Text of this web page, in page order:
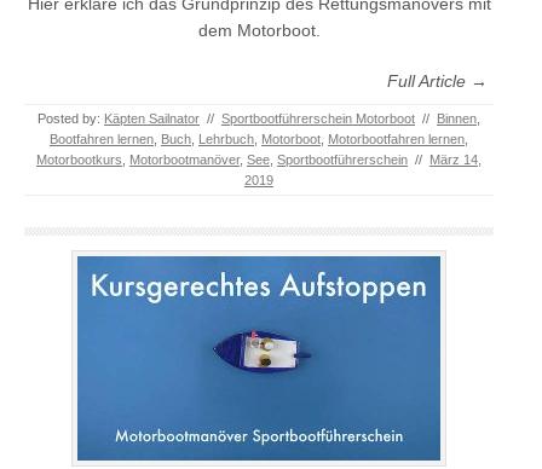
dem Motorboot.
Full Article →
Posted by: Käpten Sailnator // Sportbootführerschein Motorboot // Binnen
Bootfahren lernen Buch Lehrbuch Motorboot Motorbootfahren lernen
Motorbootkurs
Motorbootmanöver, See Sportbootführerschein // März 14,
2019